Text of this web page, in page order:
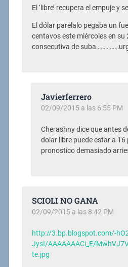
El ‘libre’ recupera el empuje y
El dólar parelalo pegaba un
centavos este miércoles en su
consecutiva de
Javierferrero
02/09/2015 a las 6:55 PM
Cherashny dice que antes
dolar libre puede estar a 16
pronostico demasiado
SCIOLI NO GANA
02/09/2015 a las 8:42 PM
http://3.bp.blogspot.com/-
JysI/AAAAAAACi_E/
te.jpg